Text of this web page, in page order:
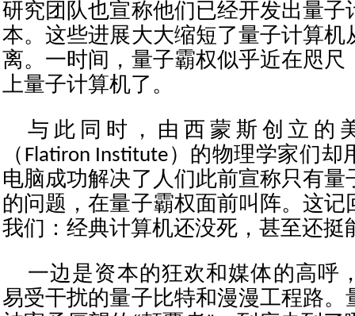
研究团队也宣称他们已经开发出量子
本。这些进展大大缩短了量子计算机
离。一时间，量子霸权似乎近在咫尺
上量子计算机了。
与此同时，由西蒙斯创立的
（Flatiron Institute）的物理学家们
电脑成功解决了人们此前宣称只有量
的问题，在量子霸权面前叫阵。这记
我们：经典计算机还没死，甚至还挺
一边是资本的狂欢和媒体的高呼
易受干扰的量子比特和漫漫工程路。